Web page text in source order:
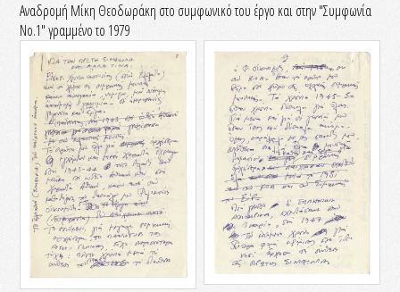
Αναδρομή Μίκη Θεοδωράκη στο συμφωνικό του έργο και στην "Συμφωνία
Νο.1" γραμμένο το 1979